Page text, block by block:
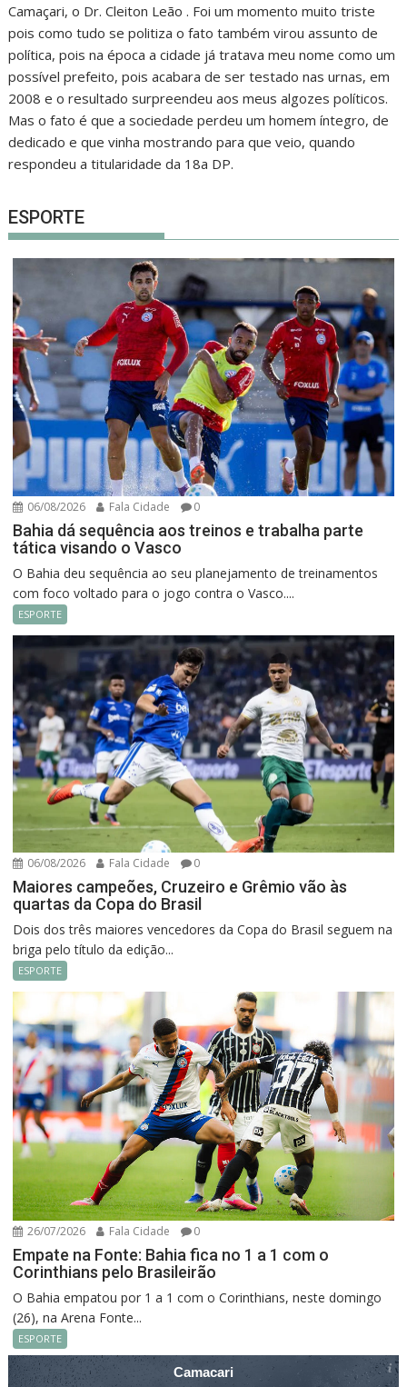
Camaçari, o Dr. Cleiton Leão . Foi um momento muito triste
pois como tudo se politiza o fato também virou assunto de
política, pois na época a cidade já tratava meu nome como um
possível prefeito, pois acabara de ser testado nas urnas, em
2008 e o resultado surpreendeu aos meus algozes políticos.
Mas o fato é que a sociedade perdeu um homem íntegro, de
dedicado e que vinha mostrando para que veio, quando
respondeu a titularidade da 18a DP.
ESPORTE
06/08/2026 Fala Cidade 0
Bahia dá sequência aos treinos e trabalha parte
tática visando o Vasco
O Bahia deu sequência ao seu planejamento de treinamentos
com foco voltado para o jogo contra o Vasco....
ESPORTE
06/08/2026 Fala Cidade 0
Maiores campeões, Cruzeiro e Grêmio vão às
quartas da Copa do Brasil
Dois dos três maiores vencedores da Copa do Brasil seguem na
briga pelo título da edição...
ESPORTE
26/07/2026 Fala Cidade 0
Empate na Fonte: Bahia fica no 1 a 1 com o
Corinthians pelo Brasileirão
O Bahia empatou por 1 a 1 com o Corinthians, neste domingo
(26), na Arena Fonte...
ESPORTE
Camacari